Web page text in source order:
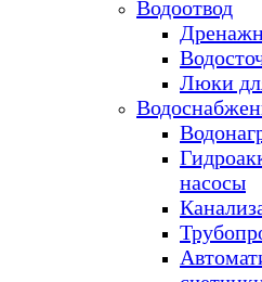
Водоотвод
Люки
насосы